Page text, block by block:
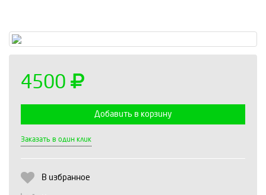
4500
Добавить в корзину
Заказать в один клик
В избранное